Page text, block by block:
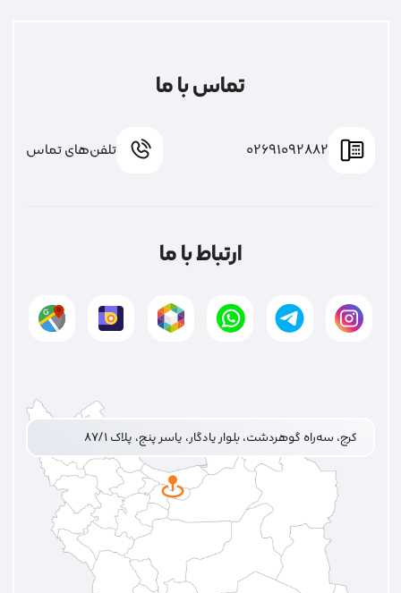
تماس با ما
02691092882 تلفن‌های تماس
ارتباط با ما
کرج، سه‌راه گوهردشت، بلوار یادگار، یاسر پنج، پلاک ۸۷/۱